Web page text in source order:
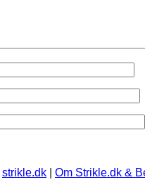
strikle.dk Om Strikle.dk &